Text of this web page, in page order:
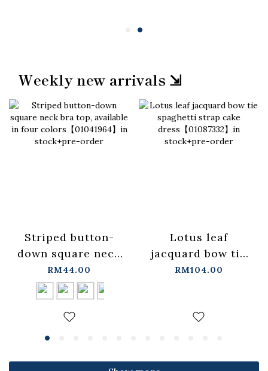
Weekly new arrivals ⇲
Striped button-
down square neck
bra top, available
in four
colors【01041964】
in stock+pre-order
RM44.00
Lotus leaf
jacquard bow tie
spaghetti strap
in stock+pre-order
RM104.00